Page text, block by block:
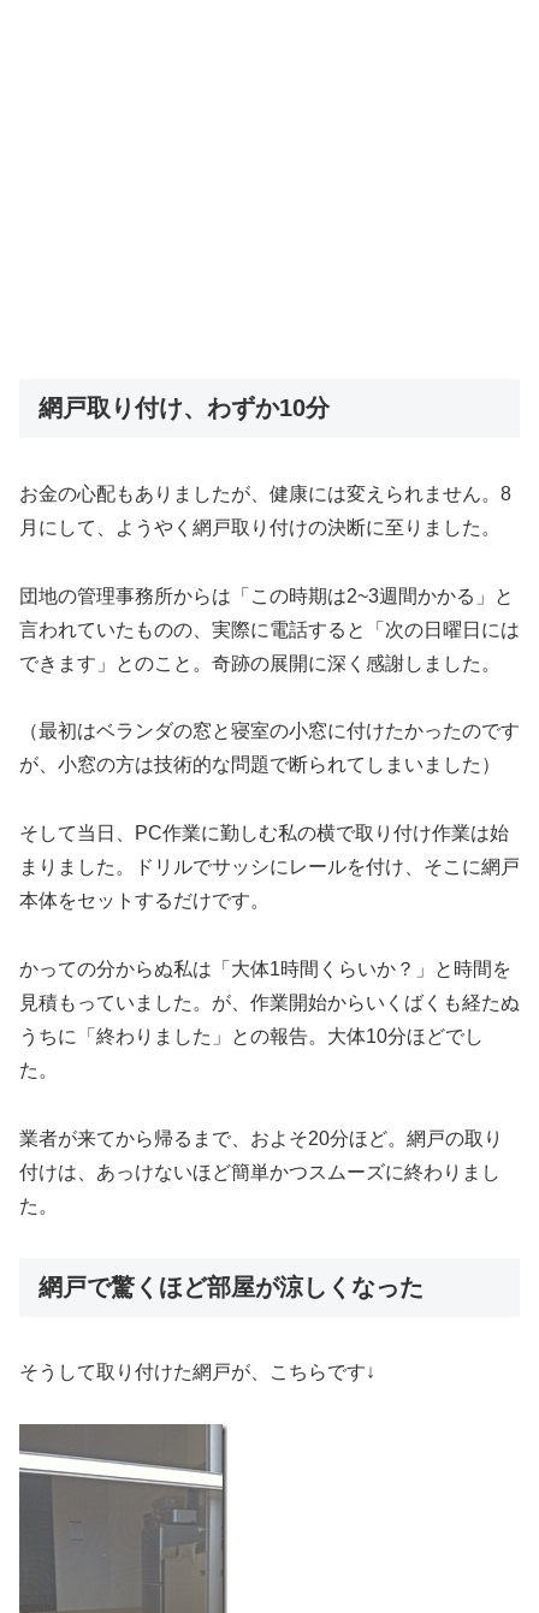
網戸取り付け、わずか10分
お金の心配もありましたが、健康には変えられません。8
月にして、ようやく網戸取り付けの決断に至りました。
団地の管理事務所からは「この時期は2~3週間かかる」と
言われていたものの、実際に電話すると「次の日曜日には
できます」とのこと。奇跡の展開に深く感謝しました。
（最初はベランダの窓と寝室の小窓に付けたかったのです
が、小窓の方は技術的な問題で断られてしまいました）
そして当日、PC作業に勤しむ私の横で取り付け作業は始
まりました。ドリルでサッシにレールを付け、そこに網戸
本体をセットするだけです。
かっての分からぬ私は「大体1時間くらいか？」と時間を
見積もっていました。が、作業開始からいくばくも経たぬ
うちに「終わりました」との報告。大体10分ほどでし
た。
業者が来てから帰るまで、およそ20分ほど。網戸の取り
付けは、あっけないほど簡単かつスムーズに終わりまし
た。
網戸で驚くほど部屋が涼しくなった
そうして取り付けた網戸が、こちらです↓